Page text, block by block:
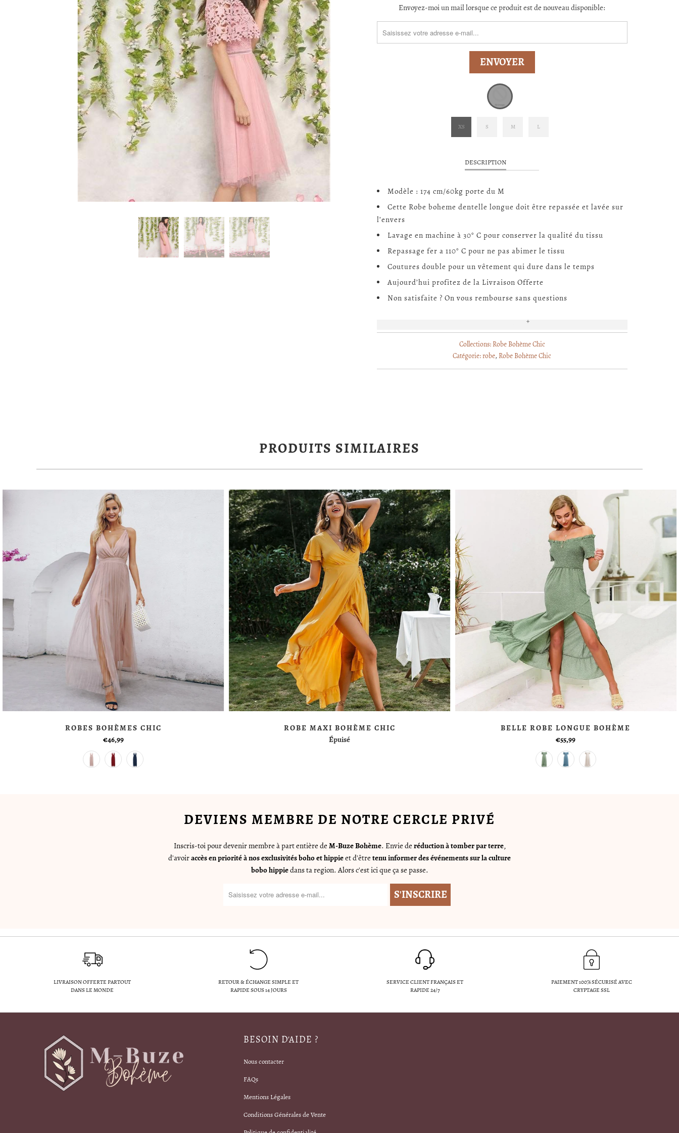
TRANSLATION
FR.PRODUCTS.NOTIFY_FORM.DESCRIPTION:
Envoyez-moi un mail lorsque ce produit est de nouveau disponible:
XS S M L
DESCRIPTION
Modèle : 174 cm/60kg porte du M
Cette Robe boheme dentelle longue doit être repassée et lavée sur
l’envers
Lavage en machine à 30° C pour conserver la qualité du tissu
Repassage fer a 110° C pour ne pas abimer le tissu
Coutures double pour un vêtement qui dure dans le temps
Aujourd’hui profitez de la Livraison Offerte
Non satisfaite ? On vous rembourse sans questions
Collections: Robe Bohème Chic
Catégorie:robe, Robe Bohème Chic
PRODUITS SIMILAIRES
ROBES BOHÈMES CHIC
€46,99
ROBE MAXI BOHÈME CHIC
Épuisé
BELLE ROBE LONGUE BOHÈME
€55,99
DEVIENS MEMBRE DE NOTRE CERCLE PRIVÉ
Inscris-toi pour devenir membre à part entière de M-Buze Bohème. Envie de réduction à tomber par terre,
d'avoiraccès en priorité à nos exclusivités boho et hippieet d'être tenu informer des événements sur la culture
bobo hippiedans ta region. Alors c'est ici que ça se passe.
LIVRAISON OFFERTE PARTOUT
DANS LE MONDE
RETOUR & ÉCHANGE SIMPLE ET
RAPIDE SOUS 14 JOURS
SERVICE CLIENT FRANÇAIS ET
RAPIDE 24/7
PAIEMENT 100% SÉCURISÉ AVEC
CRYPTAGE SSL
BESOIN D'AIDE ?
Nous contacter
FAQs
Mentions Légales
Conditions Générales de Vente